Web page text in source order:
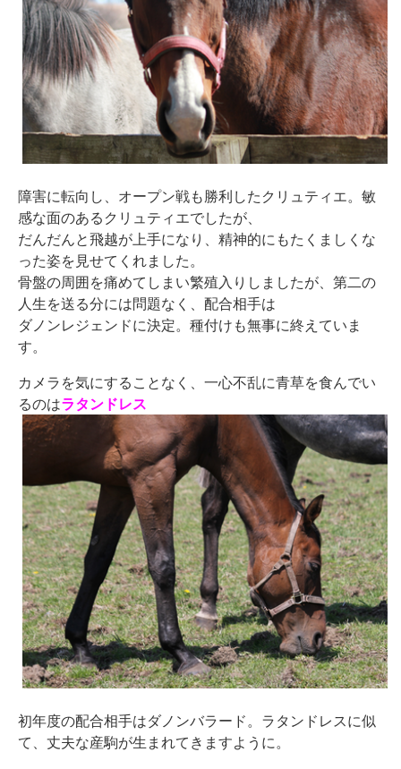
障害に転向し、オープン戦も勝利したクリュティエ。敏
感な面のあるクリュティエでしたが、
だんだんと飛越が上手になり、精神的にもたくましくな
った姿を見せてくれました。
骨盤の周囲を痛めてしまい繁殖入りしましたが、第二の
人生を送る分には問題なく、配合相手は
ダノンレジェンドに決定。種付けも無事に終えていま
す。
カメラを気にすることなく、一心不乱に青草を食んでい
るのはラタンドレス
初年度の配合相手はダノンバラード。ラタンドレスに似
て、丈夫な産駒が生まれてきますように。